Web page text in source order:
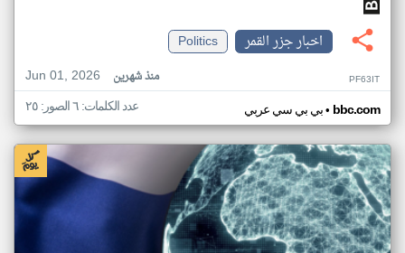
اخبار جزر القمر
Politics
Jun 01, 2026
منذ شهرين PF63IT
بي بي سي عربي• bbc.com عدد الكلمات: ٦ الصور: ٢٥